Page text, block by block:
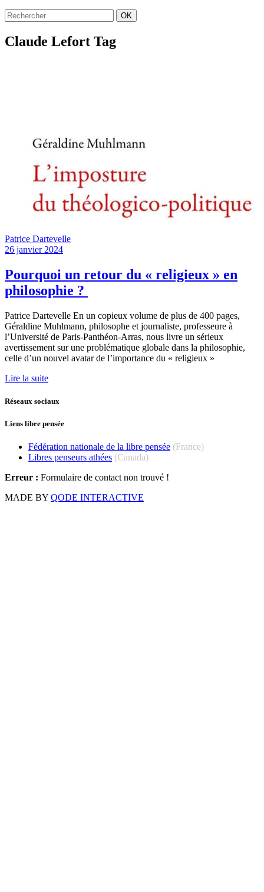
OK
Claude Lefort Tag
Patrice Dartevelle
26 janvier 2024
Pourquoi un retour du « religieux » en
philosophie ?
Patrice Dartevelle En un copieux volume de plus de 400 pages,
Géraldine Muhlmann, philosophe et journaliste, professeure à
l’Université de Paris-Panthéon-Arras, nous livre un sérieux
avertissement sur une problématique globale dans la philosophie,
celle d’un nouvel avatar de l’importance du « religieux »
Lire la suite
Réseaux sociaux
Liens libre pensée
Fédération nationale de la libre pensée (France)
Libres penseurs athées (Canada)
Erreur : Formulaire de contact non trouvé !
MADE BY QODE INTERACTIVE